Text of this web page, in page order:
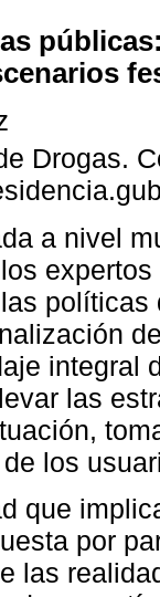
Drogas.
a nivel
integral
las
los
que
por
las